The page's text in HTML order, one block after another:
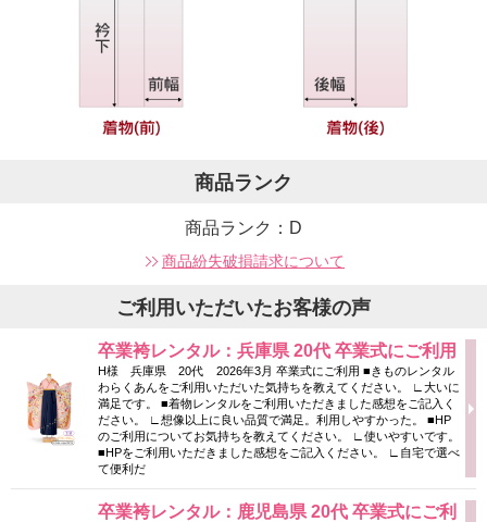
商品ランク
商品ランク：D
商品紛失破損請求について
ご利用いただいたお客様の声
卒業袴レンタル：兵庫県 20代 卒業式にご利用
H様 兵庫県 20代 2026年3月 卒業式にご利用 ■きものレンタル
わらくあんをご利用いただいた気持ちを教えてください。 ∟大いに
満足です。 ■着物レンタルをご利用いただきました感想をご記入く
ださい。 ∟想像以上に良い品質で満足。利用しやすかった。 ■HP
のご利用についてお気持ちを教えてください。 ∟使いやすいです。
■HPをご利用いただきました感想をご記入ください。 ∟自宅で選べ
て便利だ
卒業袴レンタル：鹿児島県 20代 卒業式にご利